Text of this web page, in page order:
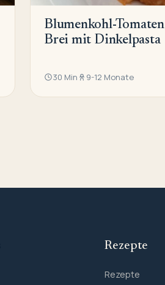
Blumenkohl-Tomaten
Brei mit Dinkelpasta
30 Min 9-12 Monate
Rezepte
Rezepte